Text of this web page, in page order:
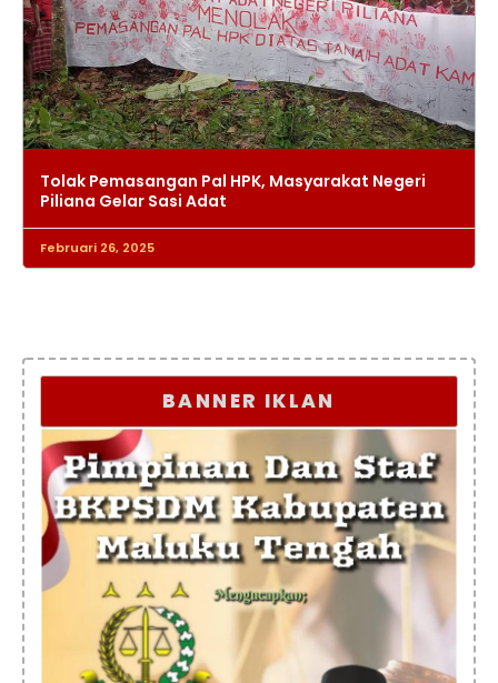
Tolak Pemasangan Pal HPK, Masyarakat Negeri
Piliana Gelar Sasi Adat
Februari 26, 2025
BANNER IKLAN